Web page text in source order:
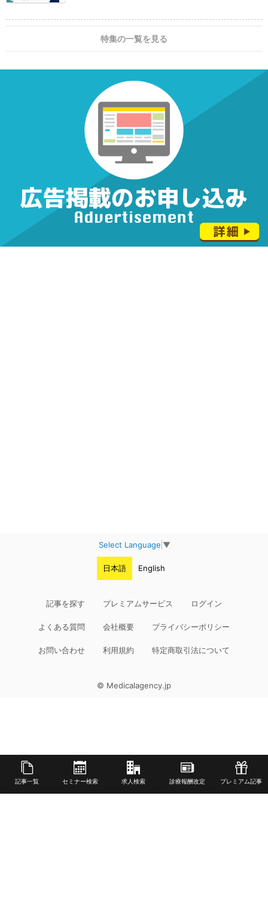
記事一覧 セミナー検索 求人検索 診療報酬改定 プレミアム記事
特集の一覧を見る
Select Language ▼
日本語 English
記事を探す プレミアムサービス ログイン
よくある質問 会社概要 プライバシーポリシー
お問い合わせ 利用規約 特定商取引法について
© Medicalagency.jp